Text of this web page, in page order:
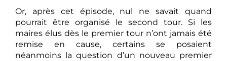
Or, après cet épisode, nul ne savait quand
pourrait être organisé le second tour. Si les
maires élus dès le premier tour n’ont jamais été
remise en cause, certains se posaient
néanmoins la question d’un nouveau premier